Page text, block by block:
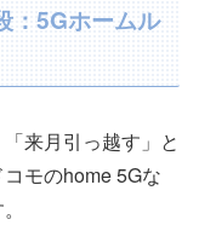
：5Gホームル
来月引っ越す」と
モのhome 5Gな